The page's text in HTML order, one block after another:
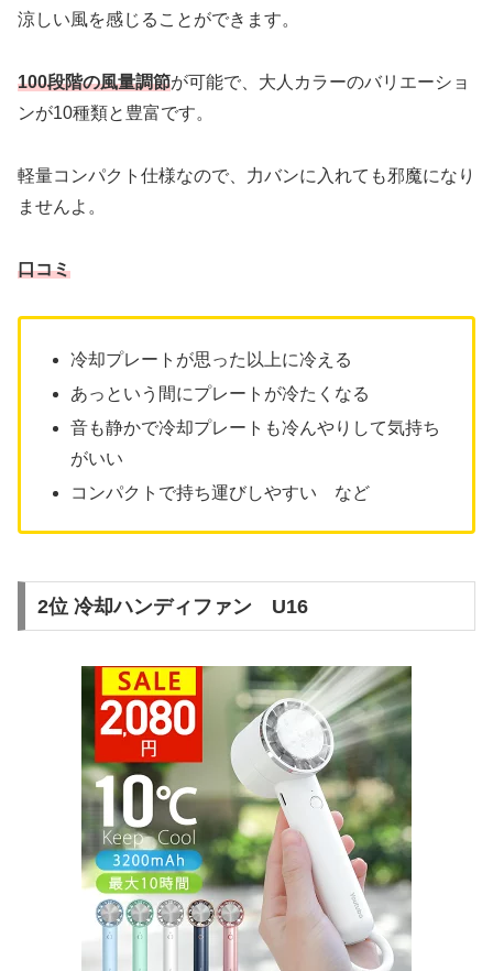
涼しい風を感じることができます。
100段階の風量調節が可能で、大人カラーのバリエーショ
ンが10種類と豊富です。
軽量コンパクト仕様なので、力バンに入れても邪魔になり
ませんよ。
口コミ
冷却プレートが思った以上に冷える
あっという間にプレートが冷たくなる
音も静かで冷却プレートも冷んやりして気持ち
がいい
コンパクトで持ち運びしやすい など
2位 冷却ハンディファン U16